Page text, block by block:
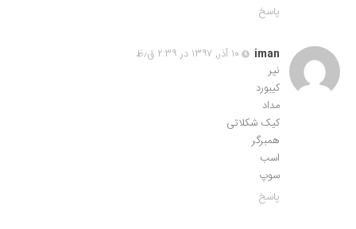
پاسخ
iman
۱۰ آذر, ۱۳۹۷ در ۲:۳۹ ق٫ظ
نیر
کیبورد
مداد
کیک شکلاتی
همبرگر
اسب
سوپ
پاسخ